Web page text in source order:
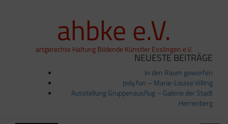
ahbke e.V.
artgerechte Haltung Bildende Künstler Esslingen e.V.
NEUESTE BEITRÄGE
In den Raum geworfen
poly.fon – Marie-Louise Villing
Ausstellung Gruppenausflug – Galerie der Stadt
Herrenberg